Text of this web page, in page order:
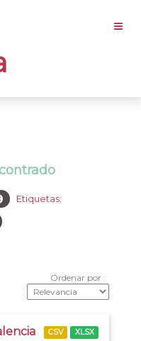
Etiquetas:
Ordenar por
CSV XLSX